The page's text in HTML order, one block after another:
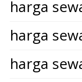
harga
harga
harga